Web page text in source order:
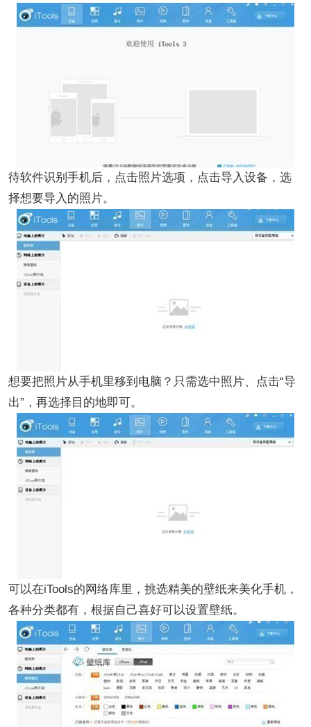
待软件识别手机后，点击照片选项，点击导入设备，选
择想要导入的照片。
想要把照片从手机里移到电脑？只需选中照片、点击“导
出”，再选择目的地即可。
可以在iTools的网络库里，挑选精美的壁纸来美化手机，
各种分类都有，根据自己喜好可以设置壁纸。